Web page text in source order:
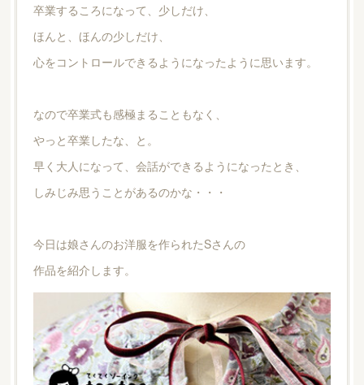
卒業するころになって、少しだけ、
ほんと、ほんの少しだけ、
心をコントロールできるようになったように思います。
なので卒業式も感極まることもなく、
やっと卒業したな、と。
早く大人になって、会話ができるようになったとき、
しみじみ思うことがあるのかな・・・
今日は娘さんのお洋服を作られたSさんの
作品を紹介します。